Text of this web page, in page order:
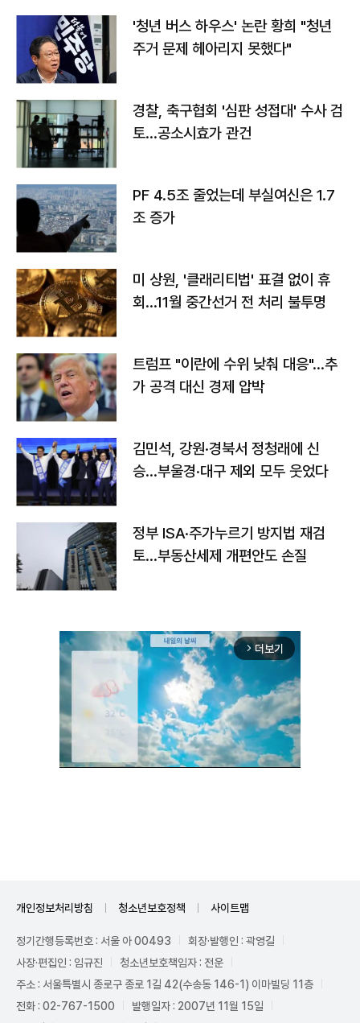
'청년 버스 하우스' 논란 황희 "청년
주거 문제 헤아리지 못했다"
경찰, 축구협회 '심판 성접대' 수사 검
토…공소시효가 관건
PF 4.5조 줄었는데 부실여신은 1.7
조 증가
미 상원, '클래리티법' 표결 없이 휴
회…11월 중간선거 전 처리 불투명
트럼프 "이란에 수위 낮춰 대응"…추
가 공격 대신 경제 압박
김민석, 강원·경북서 정청래에 신
승…부울경·대구 제외 모두 웃었다
정부 ISA·주가누르기 방지법 재검
토…부동산세제 개편안도 손질
arrow_forward_ios 더보기
개인정보처리방침 청소년보호정책 사이트맵
정기간행등록번호 : 서울 아 00493
회장·발행인 : 곽영길
사장·편집인 : 임규진
청소년보호책임자 : 전운
주소 : 서울특별시 종로구 종로 1길 42(수송동 146-1) 이마빌딩 11층
전화 : 02-767-1500
발행일자 : 2007년 11월 15일